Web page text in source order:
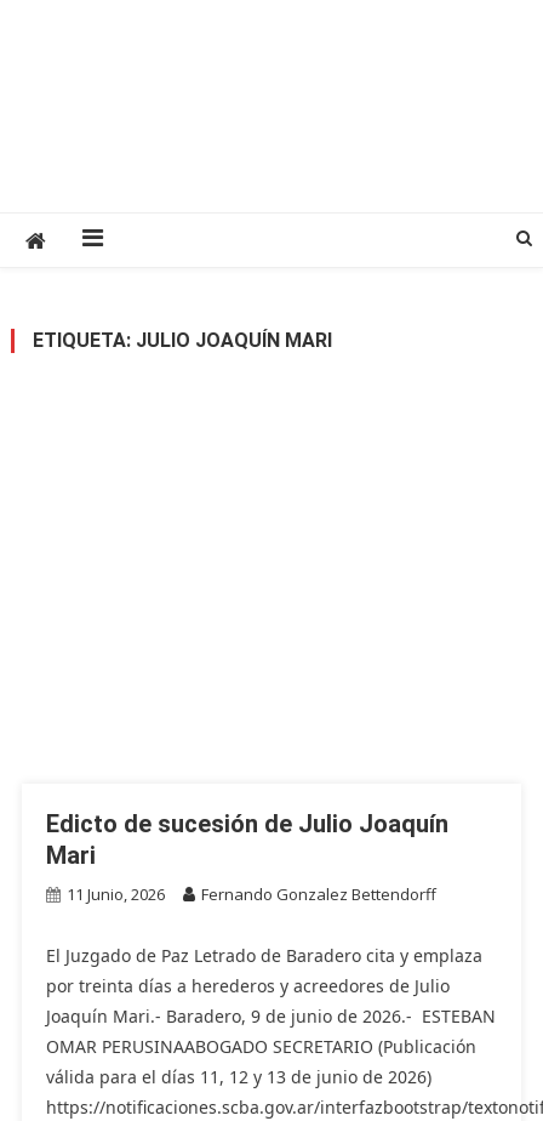
ETIQUETA: JULIO JOAQUÍN MARI
Edicto de sucesión de Julio Joaquín
Mari
11 Junio, 2026 Fernando Gonzalez Bettendorff
El Juzgado de Paz Letrado de Baradero cita y emplaza
por treinta días a herederos y acreedores de Julio
Joaquín Mari.- Baradero, 9 de junio de 2026.- ESTEBAN
OMAR PERUSINAABOGADO SECRETARIO (Publicación
válida para el días 11, 12 y 13 de junio de 2026)
https://notificaciones.scba.gov.ar/interfazbootstrap/